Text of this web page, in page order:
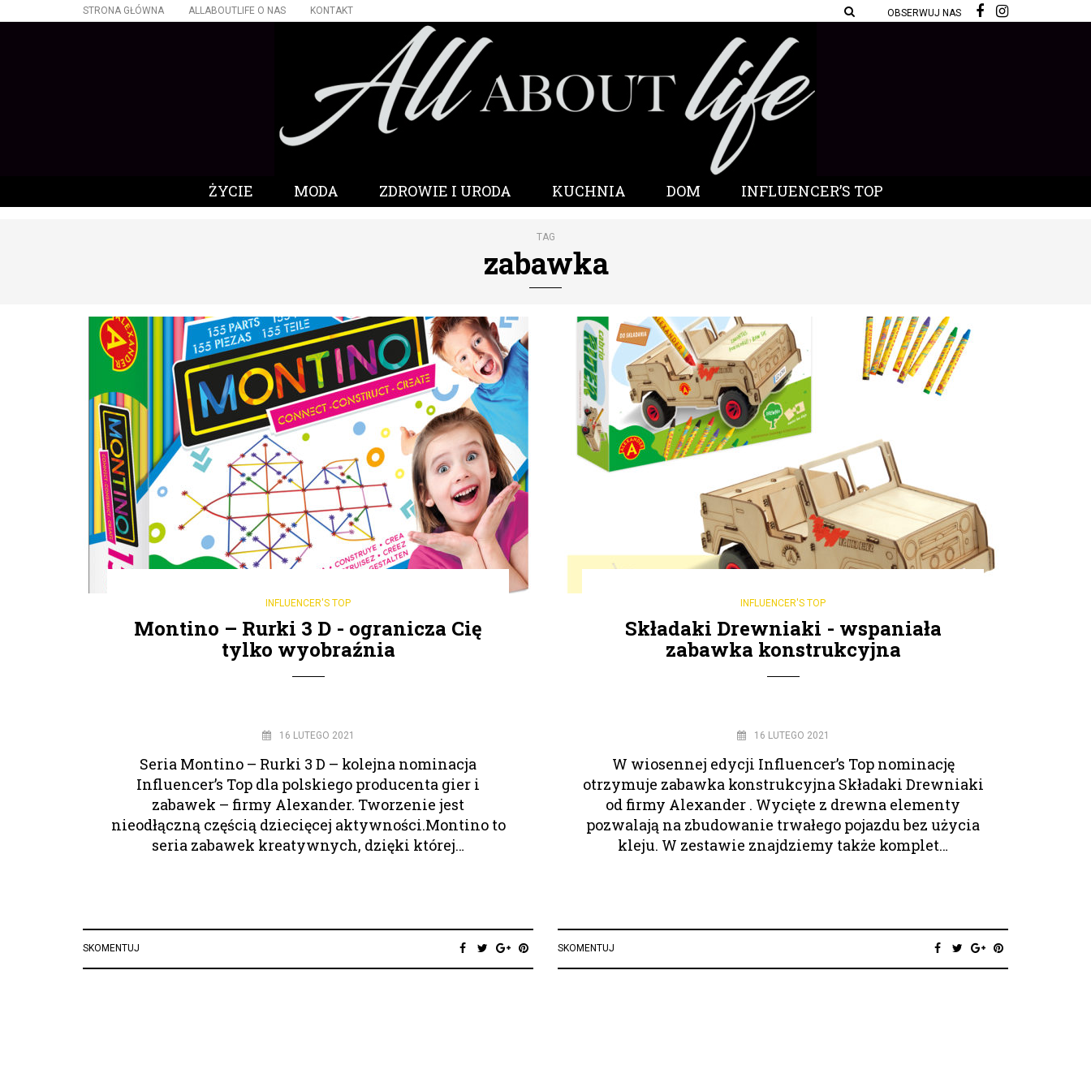
STRONA GŁÓWNA ALLABOUTLIFE O NAS KONTAKT OBSERWUJ NAS
ŻYCIE MODA ZDROWIE I URODA KUCHNIA DOM INFLUENCER’S TOP
TAG
zabawka
INFLUENCER'S TOP
Montino – Rurki 3 D - ogranicza Cię
tylko wyobraźnia
16 LUTEGO 2021
Seria Montino – Rurki 3 D – kolejna nominacja
Influencer’s Top dla polskiego producenta gier i
zabawek – firmy Alexander. Tworzenie jest
nieodłączną częścią dziecięcej aktywności.Montino to
seria zabawek kreatywnych, dzięki której…
SKOMENTUJ
INFLUENCER'S TOP
Składaki Drewniaki - wspaniała
zabawka konstrukcyjna
16 LUTEGO 2021
W wiosennej edycji Influencer’s Top nominację
otrzymuje zabawka konstrukcyjna Składaki Drewniaki
od firmy Alexander . Wycięte z drewna elementy
pozwalają na zbudowanie trwałego pojazdu bez użycia
kleju. W zestawie znajdziemy także komplet…
SKOMENTUJ